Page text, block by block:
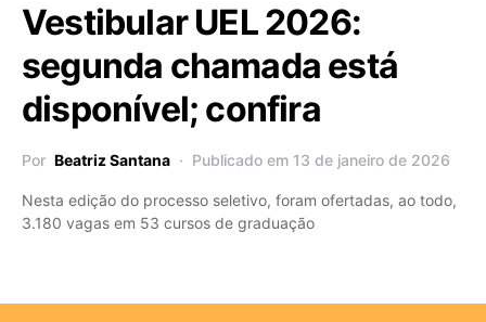
Vestibular UEL 2026:
segunda chamada está
disponível; confira
Por Beatriz Santana Publicado em 13 de janeiro de 2026
Nesta edição do processo seletivo, foram ofertadas, ao todo,
3.180 vagas em 53 cursos de graduação